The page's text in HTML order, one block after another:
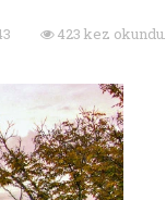
423 kez okundu.